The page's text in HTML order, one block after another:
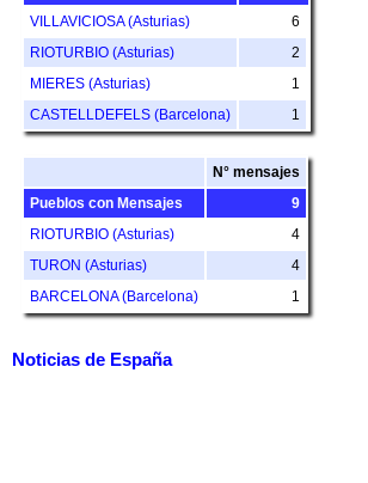
VILLAVICIOSA (Asturias)
6
RIOTURBIO (Asturias)
2
MIERES (Asturias)
1
CASTELLDEFELS (Barcelona)
1
N° mensajes
Pueblos con Mensajes
9
RIOTURBIO (Asturias)
4
TURON (Asturias)
4
BARCELONA (Barcelona)
1
Noticias de España